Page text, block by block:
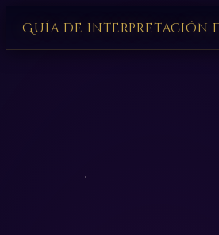
Guía de interpretación